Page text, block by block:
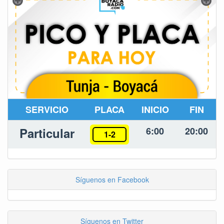
SERVICIO PLACA INICIO FIN
Particular 1-2 6:00 20:00
Síguenos en Facebook
Síguenos en Twitter